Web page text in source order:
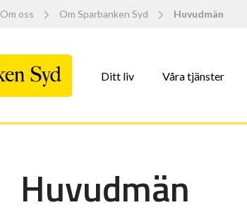
Om oss Om Sparbanken Syd Huvudmän
Ditt liv Våra tjänster
Huvudmän